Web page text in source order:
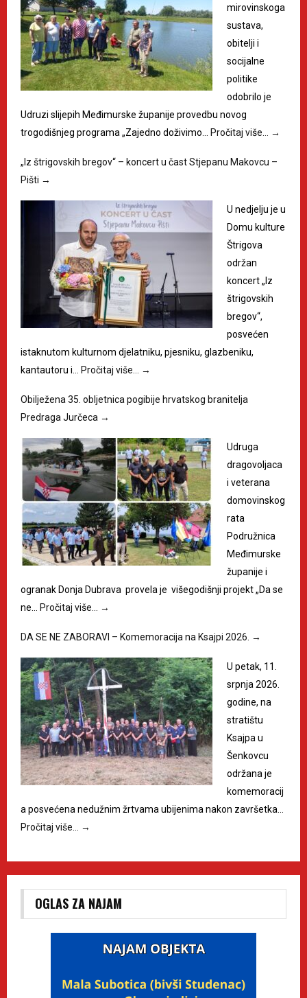
mirovinskoga
sustava,
obitelji i
socijalne
politike
odobrilo je
Udruzi slijepih Međimurske županije provedbu novog
trogodišnjeg programa „Zajedno doživimo…
Pročitaj više… →
„Iz štrigovskih bregov“ – koncert u čast Stjepanu Makovcu –
Pišti →
U nedjelju je u
Domu kulture
Štrigova
održan
koncert „Iz
štrigovskih
bregov“,
posvećen
istaknutom kulturnom djelatniku, pjesniku, glazbeniku,
kantautoru i…
Pročitaj više… →
Obilježena 35. obljetnica pogibije hrvatskog branitelja
Predraga Jurčeca →
Udruga
dragovoljaca
i veterana
domovinskog
rata
Podružnica
Međimurske
županije i
ogranak Donja Dubrava provela je višegodišnji projekt „Da se
ne…
Pročitaj više… →
DA SE NE ZABORAVI – Komemoracija na Ksajpi 2026. →
U petak, 11.
srpnja 2026.
godine, na
stratištu
Ksajpa u
Šenkovcu
održana je
komemoracij
a posvećena nedužnim žrtvama ubijenima nakon završetka…
Pročitaj više…
→
OGLAS ZA NAJAM